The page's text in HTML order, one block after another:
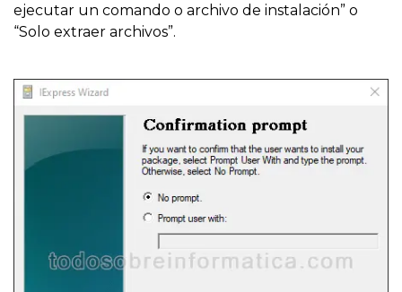
ejecutar un comando o archivo de instalación” o
“Solo extraer archivos”.